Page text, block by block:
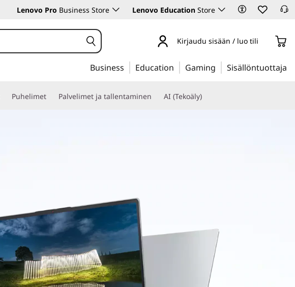
Lenovo Pro Business Store Lenovo Education Store
Kirjaudu sisään / luo tili
Business Education Gaming Sisällöntuottaja
Puhelimet Palvelimet ja tallentaminen AI (Tekoäly)